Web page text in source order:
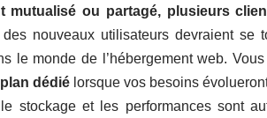
mutualisé ou partagé, plusieurs
nouveaux utilisateurs devraient se
le monde de l’hébergement web.
dédié lorsque vos besoins
stockage et les performances sont